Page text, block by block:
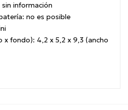
información
no es posible
x fondo): 4,2 x 5,2 x 9,3 (ancho